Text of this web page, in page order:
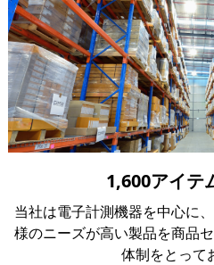
1,600アイテ
当社は電子計測機器を中心に
様のニーズが高い製品を商品
体制をとって